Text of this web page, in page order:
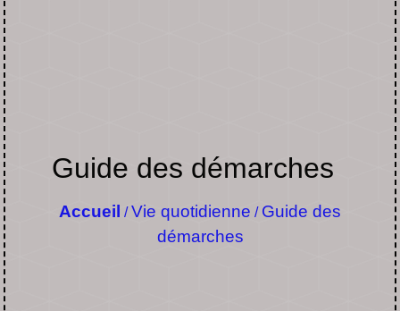
Guide des démarches
Accueil /Vie quotidienne / Guide des
démarches